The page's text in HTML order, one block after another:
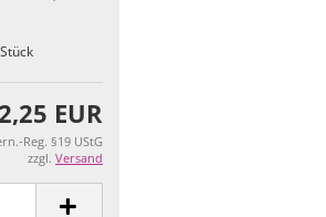
EUR
Reg. §19 UStG
zzgl. Versand